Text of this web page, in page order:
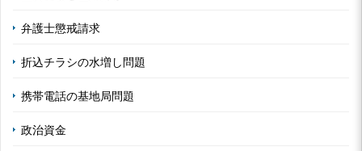
弁護士懲戒請求
折込チラシの水増し問題
携帯電話の基地局問題
政治資金